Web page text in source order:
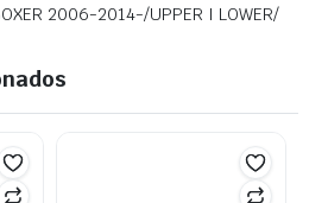
2006-2014-/UPPER I LOWER/